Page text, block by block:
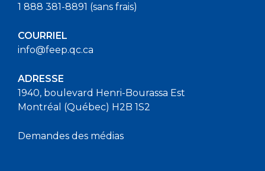
1 888 381-8891 (sans frais)
COURRIEL
info@feep.qc.ca
ADRESSE
1940, boulevard Henri-Bourassa Est
Montréal (Québec) H2B 1S2
Demandes des médias